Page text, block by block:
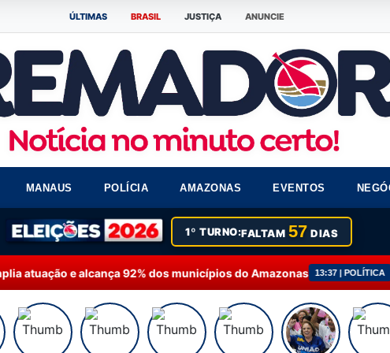
ÚLTIMAS BRASIL JUSTIÇA ANUNCIE
MANAUS POLÍCIA AMAZONAS EVENTOS
1º TURNO:FALTAM 57 DIAS
92% dos municípios do Amazonas 13:37 | POLÍTICA Fausto Júnior